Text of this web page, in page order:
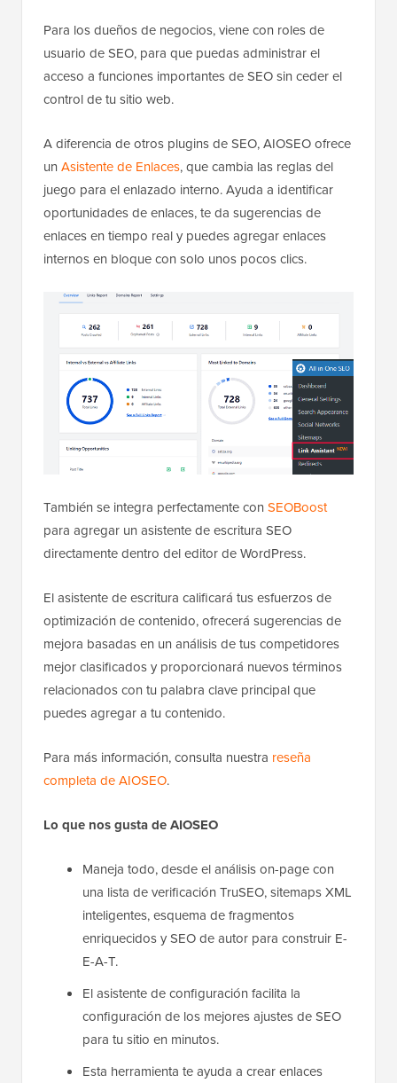
Para los dueños de negocios, viene con roles de
usuario de SEO, para que puedas administrar el
acceso a funciones importantes de SEO sin ceder el
control de tu sitio web.
A diferencia de otros plugins de SEO, AIOSEO ofrece
un Asistente de Enlaces, que cambia las reglas del
juego para el enlazado interno. Ayuda a identificar
oportunidades de enlaces, te da sugerencias de
enlaces en tiempo real y puedes agregar enlaces
internos en bloque con solo unos pocos clics.
También se integra perfectamente con SEOBoost
para agregar un asistente de escritura SEO
directamente dentro del editor de WordPress.
El asistente de escritura calificará tus esfuerzos de
optimización de contenido, ofrecerá sugerencias de
mejora basadas en un análisis de tus competidores
mejor clasificados y proporcionará nuevos términos
relacionados con tu palabra clave principal que
puedes agregar a tu contenido.
Para más información, consulta nuestra reseña
completa de AIOSEO.
Lo que nos gusta de AIOSEO
Maneja todo, desde el análisis on-page con
una lista de verificación TruSEO, sitemaps XML
inteligentes, esquema de fragmentos
enriquecidos y SEO de autor para construir E-
E-A-T.
El asistente de configuración facilita la
configuración de los mejores ajustes de SEO
para tu sitio en minutos.
Esta herramienta te ayuda a crear enlaces